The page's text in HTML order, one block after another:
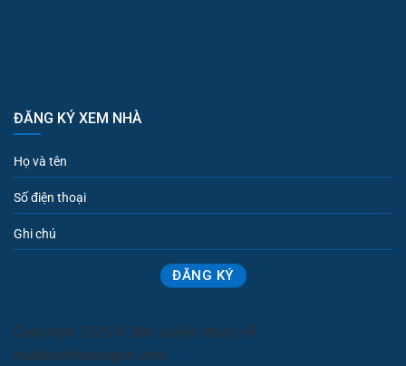
ĐĂNG KÝ XEM NHÀ
Copyright 2026 © Bản quyền thuộc về
muabannhasaigon.com